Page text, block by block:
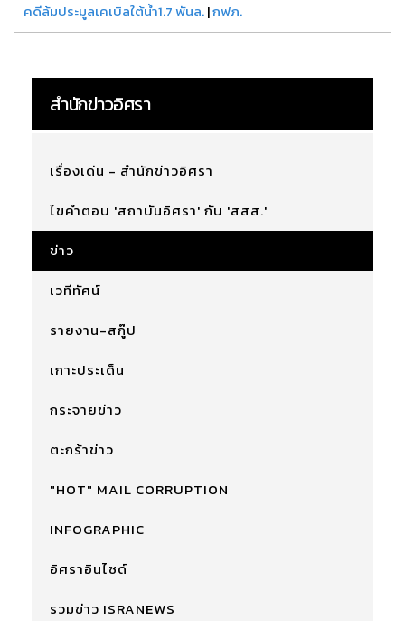
คดีล้มประมูลเคเบิลใต้น้ำ1.7 พันล.|กฟภ.
สำนักข่าวอิศรา
เรื่องเด่น - สำนักข่าวอิศรา
ไขคำตอบ 'สถาบันอิศรา' กับ 'สสส.'
ข่าว
เวทีทัศน์
รายงาน-สกู๊ป
เกาะประเด็น
กระจายข่าว
ตะกร้าข่าว
"HOT" MAIL CORRUPTION
INFOGRAPHIC
อิศราอินไซด์
รวมข่าว ISRANEWS